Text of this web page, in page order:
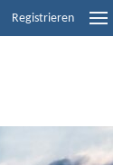
Registrieren